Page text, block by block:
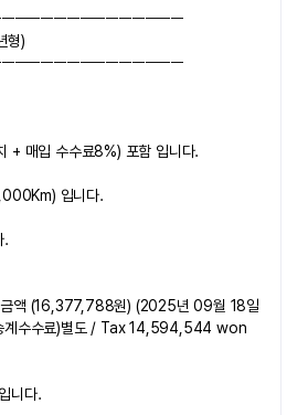
ㅡㅡㅡㅡㅡㅡㅡㅡㅡㅡㅡㅡㅡ
형)
ㅡㅡㅡㅡㅡㅡㅡㅡㅡㅡㅡㅡㅡ
+ 매입 수수료8%) 포함 입니다.
입니다.
.
금액 (16,377,788원) (2025년 09월 18일
계수수료)별도 / Tax 14,594,544 won
니다.